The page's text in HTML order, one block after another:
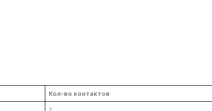
Кол-во контактов
2